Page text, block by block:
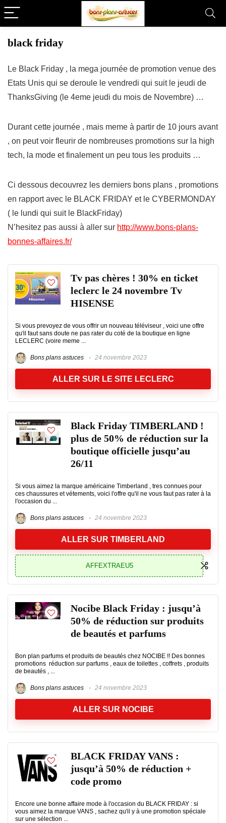
black friday
Le Black Friday , la mega journée de promotion venue des
Etats Unis qui se deroule le vendredi qui suit le jeudi de
ThanksGiving (le 4eme jeudi du mois de Novembre) …
Durant cette journée , mais meme à partir de 10 jours avant
, on peut voir fleurir de nombreuses promotions sur la high
tech, la mode et finalement un peu tous les produits …
Ci dessous decouvrez les derniers bons plans , promotions
en rapport avec le BLACK FRIDAY et le CYBERMONDAY
( le lundi qui suit le BlackFriday)
N’hesitez pas aussi à aller sur http://www.bons-plans-
bonnes-affaires.fr/
Tv pas chères ! 30% en ticket
leclerc le 24 novembre Tv
HISENSE
Si vous prevoyez de vous offrir un nouveau téléviseur , voici une offre
qu'il faut sans doute ne pas rater du coté de la boutique en ligne
LECLERC (voire meme ...
Bons plans astuces 24 novembre 2023
ALLER SUR LE SITE LECLERC
Black Friday TIMBERLAND !
plus de 50% de réduction sur la
boutique officielle jusqu’au
26/11
Si vous aimez la marque américaine Timberland , tres connues pour
ces chaussures et vétements, voici l'offre qu'il ne vous faut pas rater à la
l'occasion du ...
Bons plans astuces 24 novembre 2023
ALLER SUR TIMBERLAND
AFFEXTRAEU5
Nocibe Black Friday : jusqu’à
50% de réduction sur produits
de beautés et parfums
Bon plan parfums et produits de beautés chez NOCIBE !! Des bonnes
promotions réduction sur parfums , eaux de toilettes , coffrets , produits
de beautés , ...
Bons plans astuces 24 novembre 2023
ALLER SUR NOCIBE
BLACK FRIDAY VANS :
jusqu’à 50% de réduction +
code promo
Encore une bonne affaire mode à l'occasion du BLACK FRIDAY : si
vous aimez la marque VANS , sachez qu'il y à une promotion spéciale
sur une sélection ...